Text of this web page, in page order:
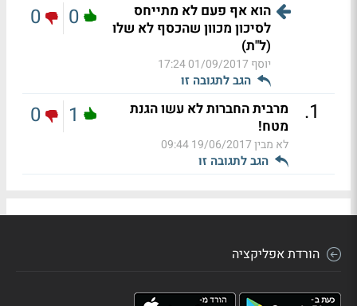
הוא אף פעם לא מתייחס
לסיכון מכוון שהכסף לא שלו
(ל"ת)
יוסף 01/09/2017 17:24
הגב לתגובה זו
0
0
1
.
מרבית החברות לא עשו הגנת
מטח!
לא מבין19/06/2017 09:44
הגב לתגובה זו
1
0
הורדת אפליקציה